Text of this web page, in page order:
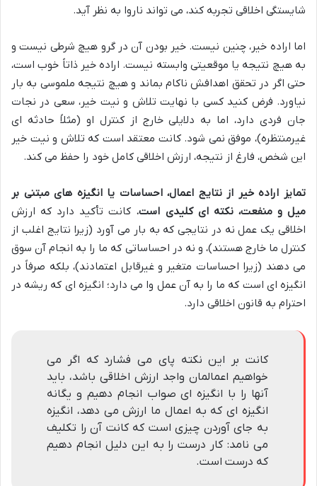
شایستگی اخلاقی تجربه کند، می تواند ناروا به نظر آید.
اما اراده خیر، چنین نیست. خیر بودن آن در گرو هیچ شرطی نیست و
به هیچ نتیجه یا موقعیتی وابسته نیست. اراده خیر ذاتاً خوب است،
حتی اگر در تحقق اهدافش ناکام بماند و هیچ نتیجه ملموسی به بار
نیاورد. فرض کنید کسی با نهایت تلاش و نیت خیر، سعی در نجات
جان فردی دارد، اما به دلایلی خارج از کنترل او (مثلاً حادثه ای
غیرمنتظره)، موفق نمی شود. کانت معتقد است که تلاش و نیت خیر
این شخص، فارغ از نتیجه، ارزش اخلاقی کامل خود را حفظ می کند.
تمایز اراده خیر از نتایج اعمال، احساسات یا انگیزه های مبتنی بر
میل و منفعت، نکته ای کلیدی است. کانت تأکید دارد که ارزش
اخلاقی یک عمل نه در نتایجی که به بار می آورد (زیرا نتایج اغلب از
کنترل ما خارج هستند)، و نه در احساساتی که ما را به انجام آن سوق
می دهند (زیرا احساسات متغیر و غیرقابل اعتمادند)، بلکه صرفاً در
انگیزه ای است که ما را به آن عمل وا می دارد؛ انگیزه ای که ریشه در
احترام به قانون اخلاقی دارد.
کانت بر این نکته پای می فشارد که اگر می
خواهیم اعمالمان واجد ارزش اخلاقی باشد، باید
آنها را با انگیزه ای صواب انجام دهیم و یگانه
انگیزه ای که به اعمال ما ارزش می دهد، انگیزه
به جای آوردن چیزی است که کانت آن را تکلیف
می نامد: کار درست را به این دلیل انجام دهیم
که درست است.